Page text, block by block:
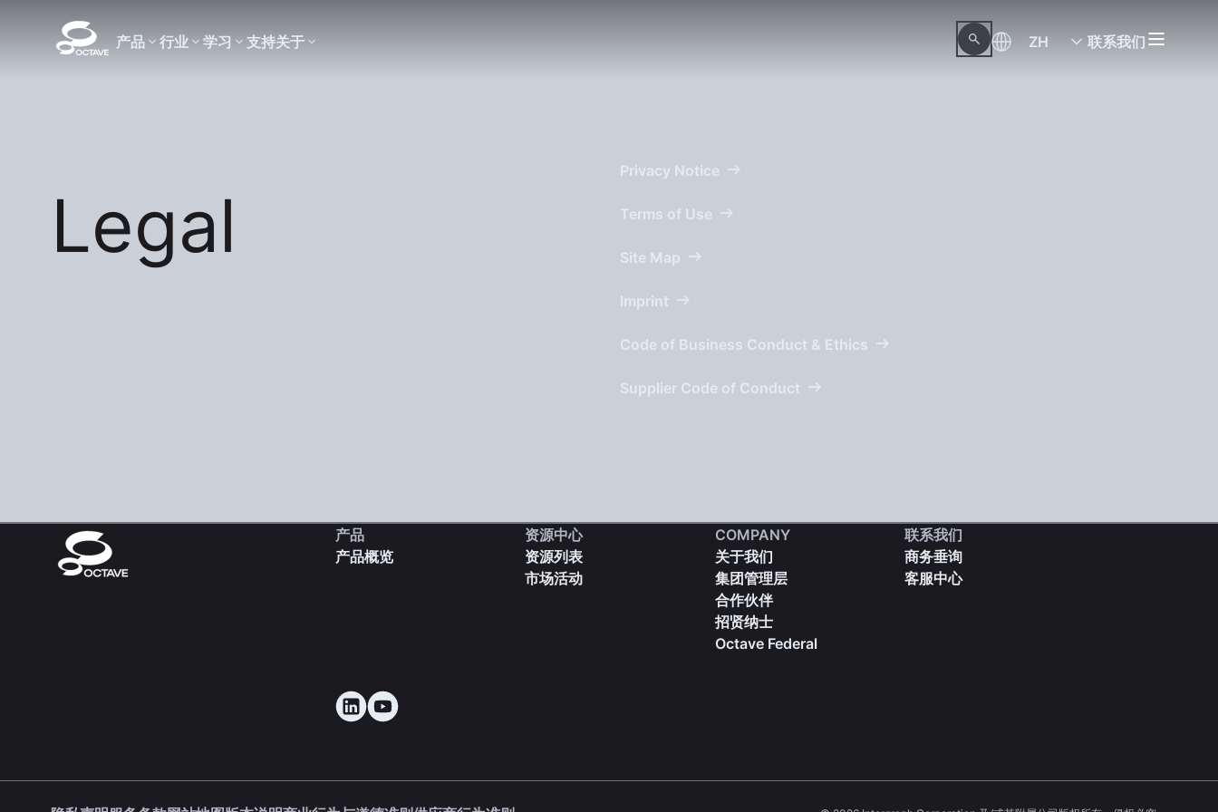
产品 行业 学习 支持关于 ZH 联系我们
Legal
Privacy Notice
Terms of Use
Site Map
Imprint
Code of Business Conduct & Ethics
Supplier Code of Conduct
产品
产品概览
资源中心
资源列表
市场活动
COMPANY
关于我们
集团管理层
合作伙伴
招贤纳士
Octave Federal
联系我们
商务垂询
客服中心